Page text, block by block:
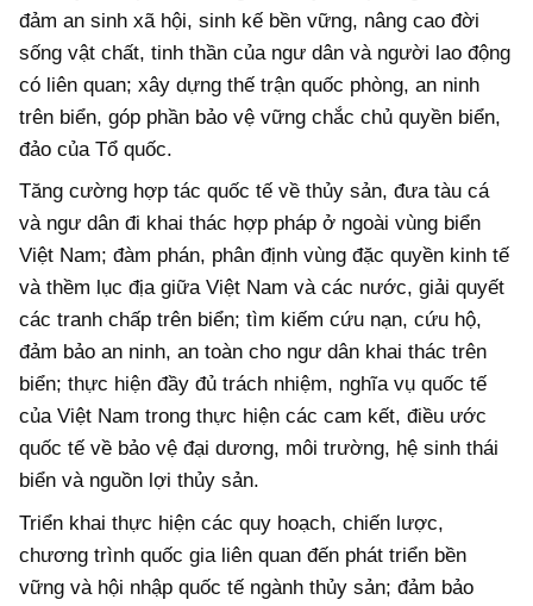
đảm an sinh xã hội, sinh kế bền vững, nâng cao đời
sống vật chất, tinh thần của ngư dân và người lao động
có liên quan; xây dựng thế trận quốc phòng, an ninh
trên biển, góp phần bảo vệ vững chắc chủ quyền biển,
đảo của Tổ quốc.
Tăng cường hợp tác quốc tế về thủy sản, đưa tàu cá
và ngư dân đi khai thác hợp pháp ở ngoài vùng biển
Việt Nam; đàm phán, phân định vùng đặc quyền kinh tế
và thềm lục địa giữa Việt Nam và các nước, giải quyết
các tranh chấp trên biển; tìm kiếm cứu nạn, cứu hộ,
đảm bảo an ninh, an toàn cho ngư dân khai thác trên
biển; thực hiện đầy đủ trách nhiệm, nghĩa vụ quốc tế
của Việt Nam trong thực hiện các cam kết, điều ước
quốc tế về bảo vệ đại dương, môi trường, hệ sinh thái
biển và nguồn lợi thủy sản.
Triển khai thực hiện các quy hoạch, chiến lược,
chương trình quốc gia liên quan đến phát triển bền
vững và hội nhập quốc tế ngành thủy sản; đảm bảo